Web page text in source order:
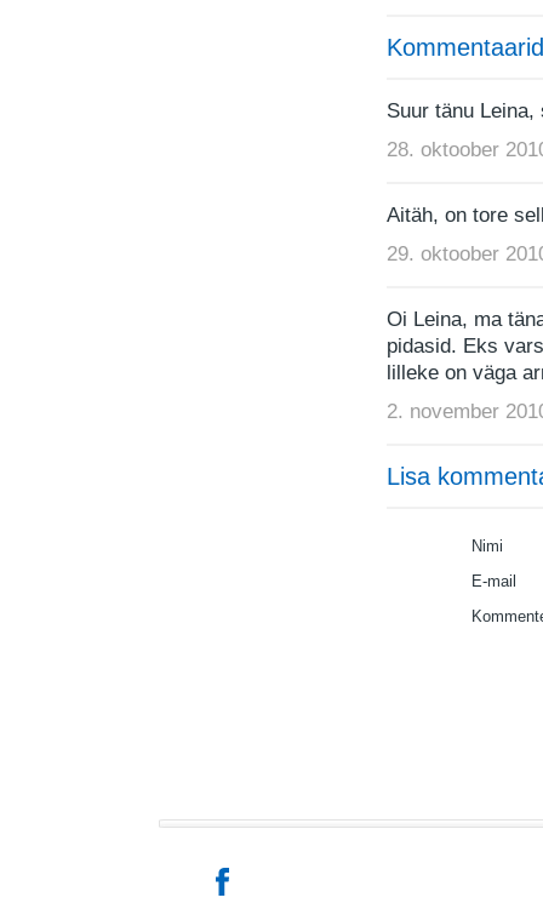
Suur tänu
28. oktoober
Aitäh, on tore
29. oktoober
Oi Leina, ma
pidasid. Eks
lilleke on väga
2. november
Lisa
Nimi
E-mail